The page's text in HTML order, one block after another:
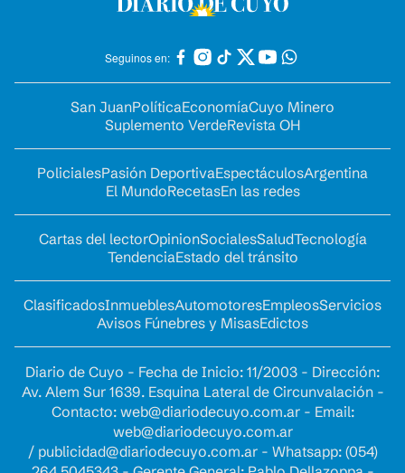
Seguinos en:
San JuanPolíticaEconomíaCuyo Minero
Suplemento VerdeRevista OH
PolicialesPasión DeportivaEspectáculosArgentina
El MundoRecetasEn las redes
Cartas del lectorOpinionSocialesSaludTecnología
TendenciaEstado del tránsito
ClasificadosInmueblesAutomotoresEmpleosServicios
Avisos Fúnebres y MisasEdictos
Diario de Cuyo - Fecha de Inicio: 11/2003 - Dirección:
Av. Alem Sur 1639. Esquina Lateral de Circunvalación -
Contacto: web@diariodecuyo.com.ar- Email:
web@diariodecuyo.com.ar
/ publicidad@diariodecuyo.com.ar- Whatsapp: (054)